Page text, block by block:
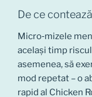
De ce
Micro‑mizele
același timp
asemenea, să
mod repetat – o
rapid al Chicken